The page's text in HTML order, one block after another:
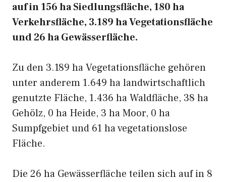
auf in 156 ha Siedlungsfläche, 180 ha
Verkehrsfläche, 3.189 ha Vegetationsfläche
und 26 ha Gewässerfläche.
Zu den 3.189 ha Vegetationsfläche gehören
unter anderem 1.649 ha landwirtschaftlich
genutzte Fläche, 1.436 ha Waldfläche, 38 ha
Gehölz, 0 ha Heide, 3 ha Moor, 0 ha
Sumpfgebiet und 61 ha vegetationslose
Fläche.
Die 26 ha Gewässerfläche teilen sich auf in 8